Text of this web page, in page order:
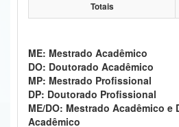
Gabinete de Segurança Institucional
Advocacia-Geral da União
Banco Central do Brasil
Totais
ME: Mestrado Acadêmico
DO: Doutorado Acadêmico
MP: Mestrado Profissional
DP: Doutorado Profissional
ME/DO: Mestrado Acadêmico e
Acadêmico